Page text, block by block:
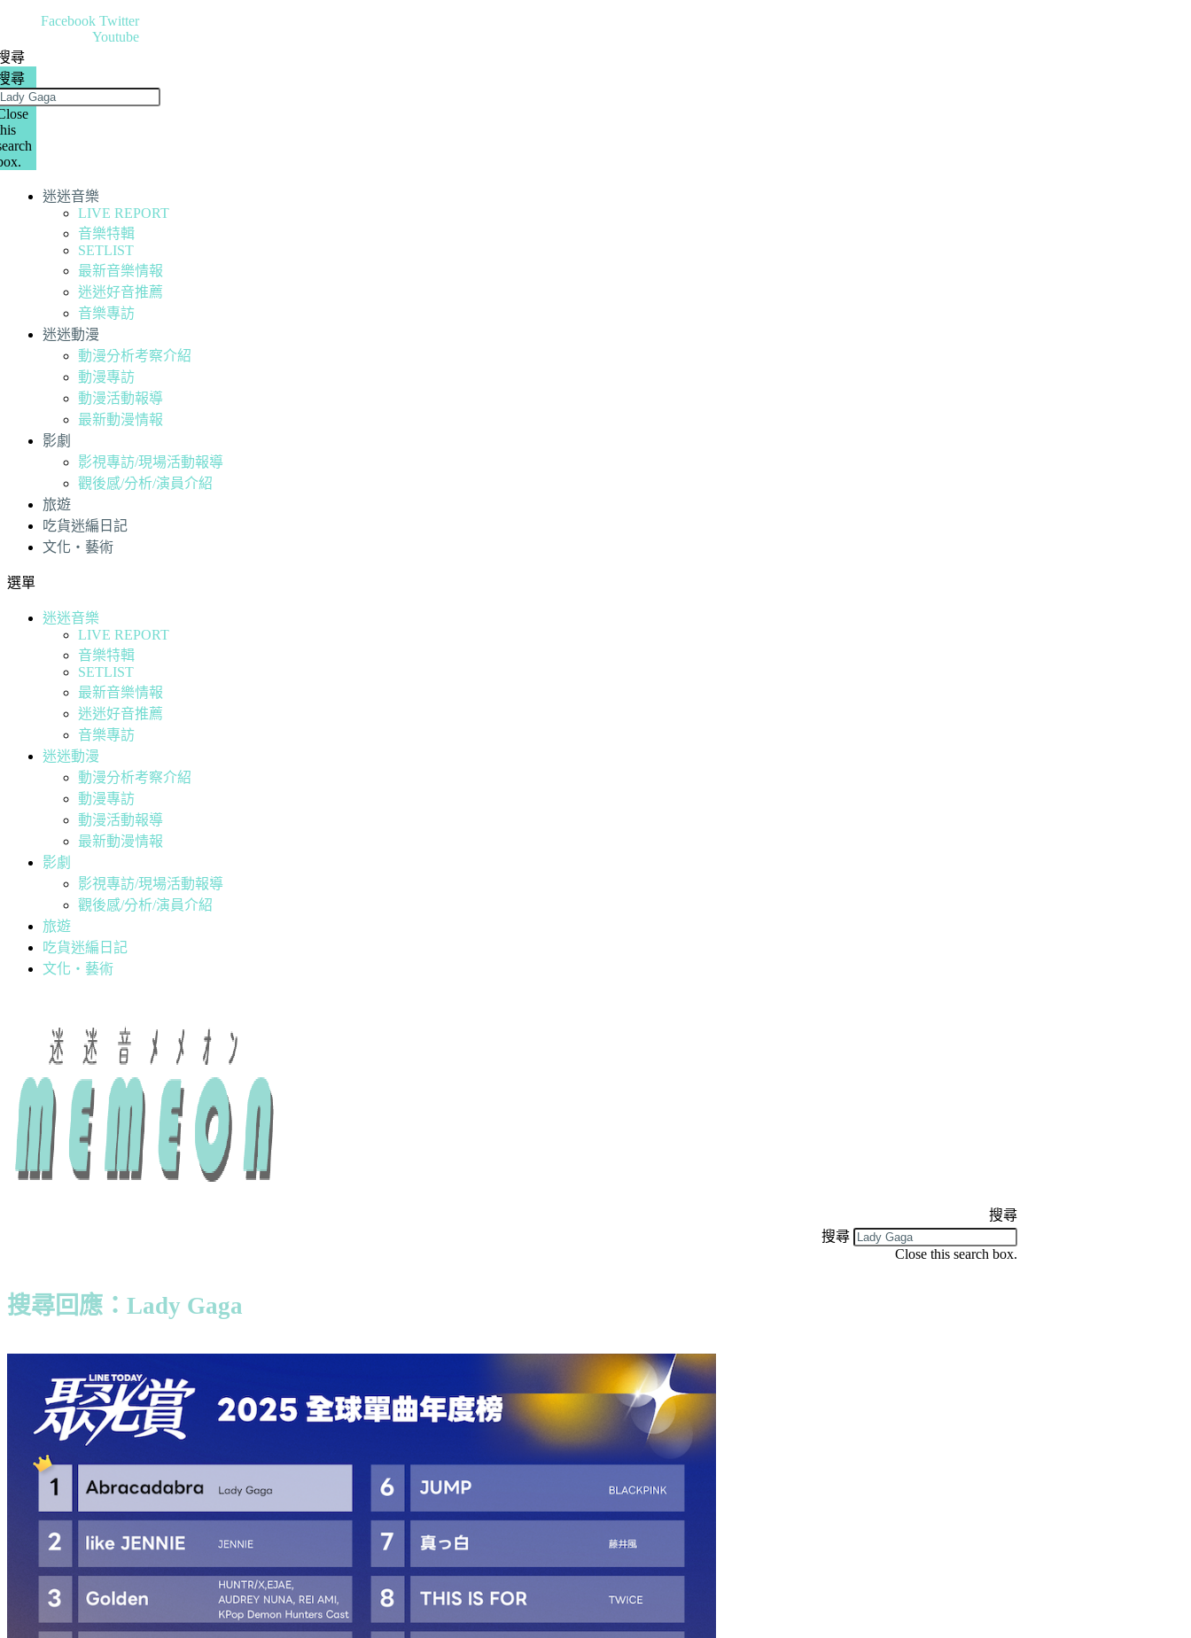
Facebook Twitter
Youtube
尋
尋
迷迷音樂
LIVE REPORT
音樂特輯
SETLIST
最新音樂情報
迷迷好音推薦
音樂專訪
迷迷動漫
動漫分析考察介紹
動漫專訪
動漫活動報導
最新動漫情報
影劇
影視專訪/現場活動報導
觀後感/分析/演員介紹
旅遊
吃貨迷編日記
文化・藝術
選單
迷迷音樂
LIVE REPORT
音樂特輯
SETLIST
最新音樂情報
迷迷好音推薦
音樂專訪
迷迷動漫
動漫分析考察介紹
動漫專訪
動漫活動報導
最新動漫情報
影劇
影視專訪/現場活動報導
觀後感/分析/演員介紹
旅遊
吃貨迷編日記
文化・藝術
搜尋
搜尋
Close this search box.
搜尋回應：Lady Gaga